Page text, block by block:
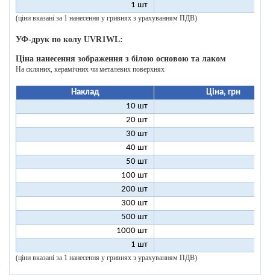
1 шт
(ціни вказані за 1 нанесення у гривнях з урахуванням ПДВ)
УФ-друк по колу UVR1WL:
Ціна нанесення зображення з білою основою та лаком
На скляних, керамічних чи металевих поверхнях
Наклад
Ціна, грн
10 шт
20 шт
30 шт
40 шт
50 шт
100 шт
200 шт
300 шт
500 шт
1000 шт
1 шт
(ціни вказані за 1 нанесення у гривнях з урахуванням ПДВ)